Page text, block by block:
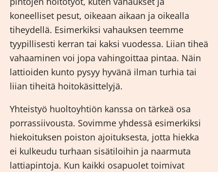
koneelliset pesut, oikeaan aikaan ja oikealla
tiheydellä. Esimerkiksi vahauksen teemme
tyypillisesti kerran tai kaksi vuodessa. Liian tiheä
vahaaminen voi jopa vahingoittaa pintaa. Näin
lattioiden kunto pysyy hyvänä ilman turhia tai
liian tiheitä hoitokäsittelyjä.
Yhteistyö huoltoyhtiön kanssa on tärkeä osa
porrassiivousta. Sovimme yhdessä esimerkiksi
hiekoituksen poiston ajoituksesta, jotta hiekka
ei kulkeudu turhaan sisätiloihin ja naarmuta
lattiapintoja. Kun kaikki osapuolet toimivat